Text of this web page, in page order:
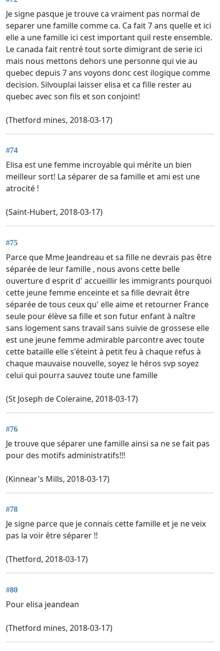
Je signe pasque je trouve ca vraiment pas normal de
separer une famille comme ca. Ca fait 7 ans quelle et ici
elle a une famille ici cest important quil reste ensemble.
Le canada fait rentré tout sorte dimigrant de serie ici
mais nous mettons dehors une personne qui vie au
quebec depuis 7 ans voyons donc cest ilogique comme
decision. Silvouplai laisser elisa et ca fille rester au
quebec avec son fils et son conjoint!
(Thetford mines, 2018-03-17)
#74
Elisa est une femme incroyable qui mérite un bien
meilleur sort! La séparer de sa famille et ami est une
atrocité !
(Saint-Hubert, 2018-03-17)
#75
Parce que Mme Jeandreau et sa fille ne devrais pas être
séparée de leur famille , nous avons cette belle
ouverture d esprit d' accueillir les immigrants pourquoi
cette jeune femme enceinte et sa fille devrait être
séparée de tous ceux qu' elle aime et retourner France
seule pour élève sa fille et son futur enfant à naître
sans logement sans travail sans suivie de grossese elle
est une jeune femme admirable parcontre avec toute
cette bataille elle s'éteint à petit feu à chaque refus à
chaque mauvaise nouvelle, soyez le héros svp soyez
celui qui pourra sauvez toute une famille
(St Joseph de Coleraine, 2018-03-17)
#76
Je trouve que séparer une famille ainsi sa ne se fait pas
pour des motifs administratifs!!!
(Kinnear's Mills, 2018-03-17)
#78
Je signe parce que je connais cette famille et je ne veix
pas la voir être séparer !!
(Thetford, 2018-03-17)
#80
Pour elisa jeandean
(Thetford mines, 2018-03-17)